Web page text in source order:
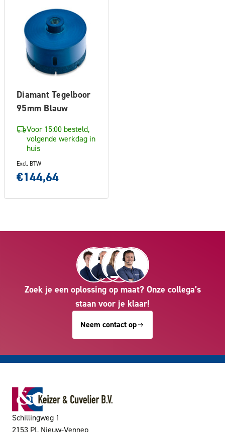
Diamant Tegelboor
95mm Blauw
Voor 15:00 besteld,
volgende werkdag in
huis
Excl. BTW
€144,64
Zoek je een oplossing op maat? Onze collega’s
staan voor je klaar!
Neem contact op
Schillingweg 1
2153 PL Nieuw-Vennep